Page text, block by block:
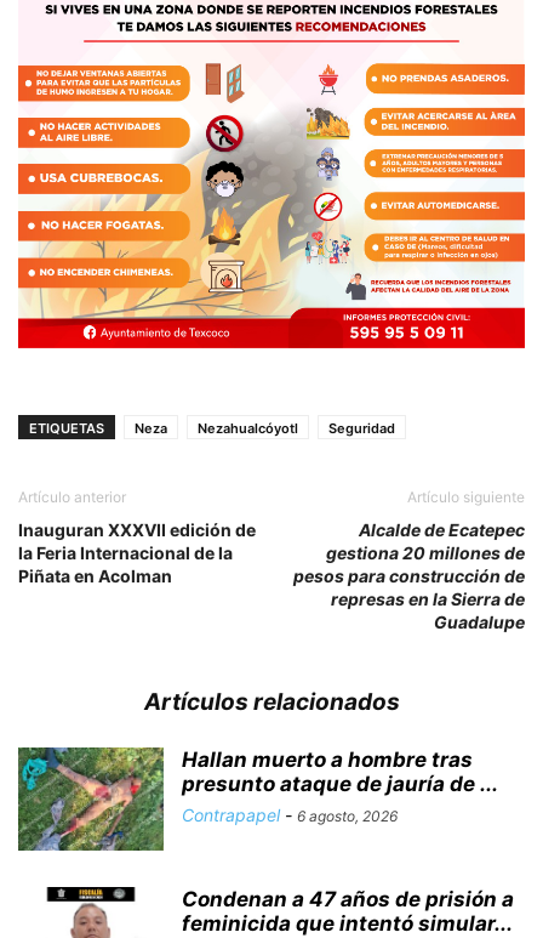
ETIQUETAS Neza Nezahualcóyotl Seguridad
Artículo anterior
Inauguran XXXVII edición de
la Feria Internacional de la
Piñata en Acolman
Artículo siguiente
Alcalde de Ecatepec
gestiona 20 millones de
pesos para construcción de
represas en la Sierra de
Guadalupe
Artículos relacionados
Hallan muerto a hombre tras
presunto ataque de jauría de ...
Contrapapel - 6 agosto, 2026
Condenan a 47 años de prisión a
feminicida que intentó simular...